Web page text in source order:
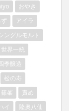
おやき
アイラ
ングルモルト
世界一統
季醸造
松の寿
篠峯
責め
イ
陸奥八仙